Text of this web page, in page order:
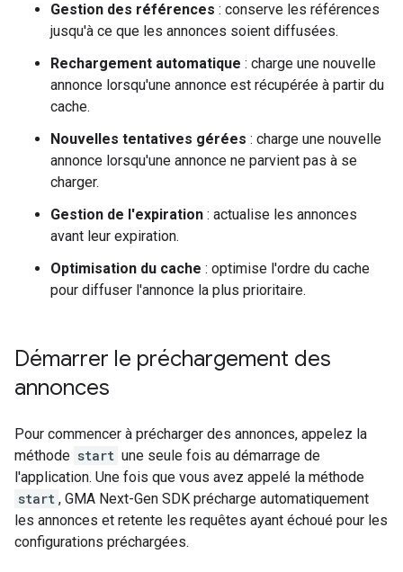
Gestion des références : conserve les références
jusqu'à ce que les annonces soient diffusées.
Rechargement automatique : charge une nouvelle
annonce lorsqu'une annonce est récupérée à partir du
cache.
Nouvelles tentatives gérées : charge une nouvelle
annonce lorsqu'une annonce ne parvient pas à se
charger.
Gestion de l'expiration : actualise les annonces
avant leur expiration.
Optimisation du cache : optimise l'ordre du cache
pour diffuser l'annonce la plus prioritaire.
Démarrer le préchargement des
annonces
Pour commencer à précharger des annonces, appelez la
méthode start une seule fois au démarrage de
l'application. Une fois que vous avez appelé la méthode
start , GMA Next-Gen SDK précharge automatiquement
les annonces et retente les requêtes ayant échoué pour les
configurations préchargées.